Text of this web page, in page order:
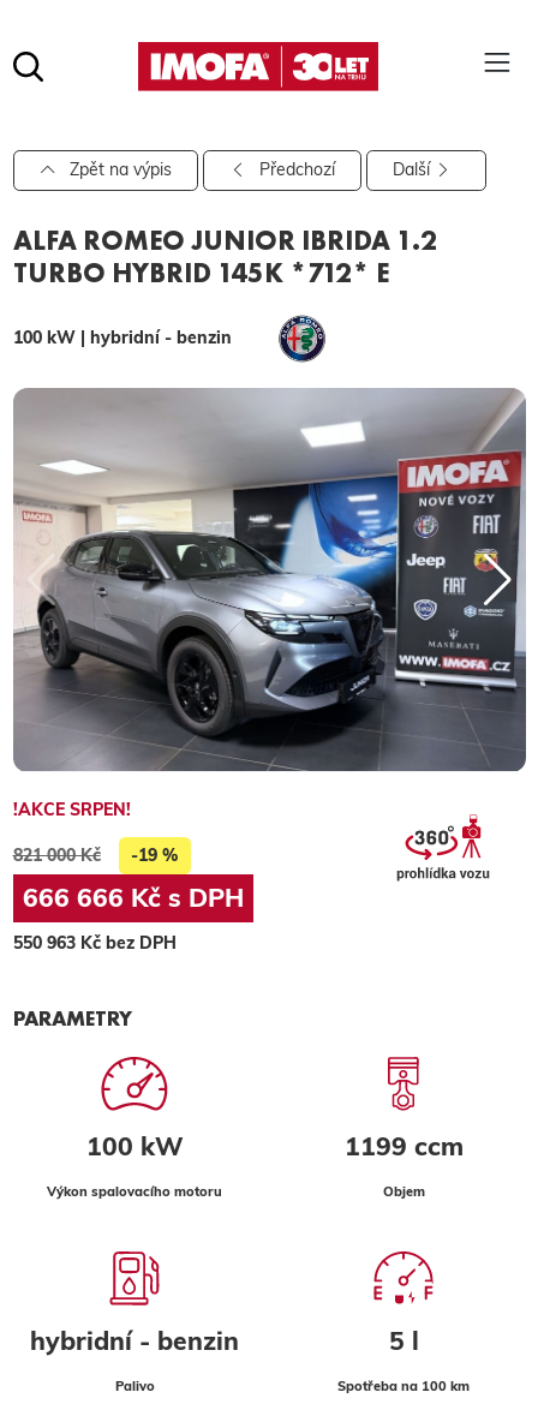
hledat
Pro vyhledávání zadejte alespoň 3 znaky.
Zpět na výpis Předchozí Další
ALFA ROMEO JUNIOR IBRIDA 1.2
TURBO HYBRID 145K *712* E
100 kW | hybridní - benzin
!AKCE SRPEN!
821 000 Kč -19 %
666 666 Kč s DPH
550 963 Kč bez DPH
PARAMETRY
100 kW
Výkon spalovacího motoru
1199 ccm
Objem
hybridní - benzin
Palivo
5 l
Spotřeba na 100 km